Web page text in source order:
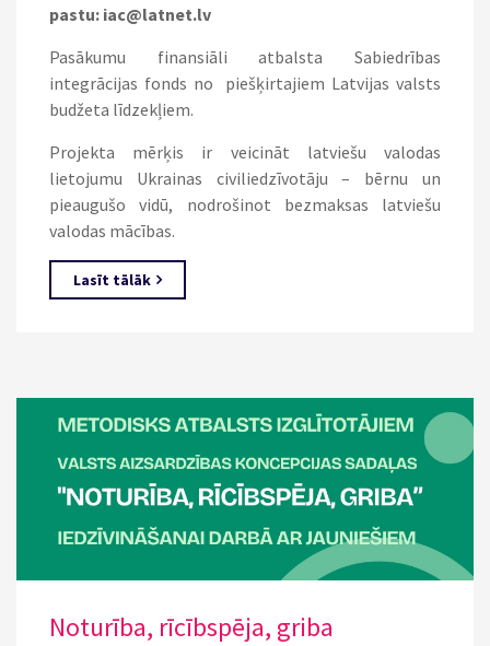
pastu: iac@latnet.lv
Pasākumu finansiāli atbalsta Sabiedrības
integrācijas fonds no piešķirtajiem Latvijas valsts
budžeta līdzekļiem.
Projekta mērķis ir veicināt latviešu valodas
lietojumu Ukrainas civiliedzīvotāju – bērnu un
pieaugušo vidū, nodrošinot bezmaksas latviešu
valodas mācības.
Lasīt tālāk
Noturība, rīcībspēja, griba